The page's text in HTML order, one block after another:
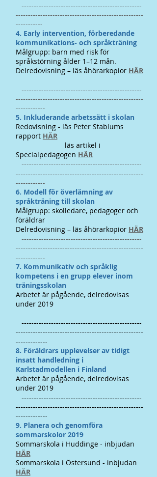
-------------------------------------------------
----------------------------------------------------
-----------
​​4. Early intervention, förberedande
kommunikations- och språkträning
Målgrupp: barn med risk för
språkstörning ålder 1–12 mån.
Delredovisning – läs åhörarkopior HÄR
-------------------------------------------------
----------------------------------------------------
------------
​5. Inkluderande arbetssätt i skolan
Redovisning - läs Peter Stablums
rapport HÄR
läs artikel i
Specialpedagogen HÄR
-------------------------------------------------
----------------------------------------------------
------------
​​6. Modell för överlämning av
språkträning till skolan
Målgrupp: skolledare, pedagoger och
föräldrar
Delredovisning – läs åhörarkopior HÄR
-------------------------------------------------
----------------------------------------------------
------------
​​7. Kommunikativ och språklig
kompetens i en grupp elever inom
träningsskolan
Arbetet är pågående, delredovisas
under 2019
-------------------------------------------------
----------------------------------------------------
-------------
​8. Föräldrars upplevelser av tidigt
insatt handledning i
Karlstadmodellen i Finland
Arbetet är pågående, delredovisas
under 2019
-------------------------------------------------
----------------------------------------------------
-------------
​9. Planera och genomföra
sommarskolor 2019
Sommarskola i Huddinge - inbjudan
HÄR
Sommarskola i Östersund - inbjudan
HÄR